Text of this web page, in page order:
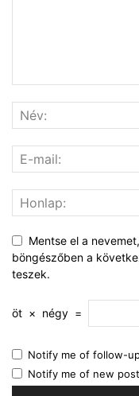
Mentse el a
böngészőben a
teszek.
öt × négy =
Notify me of follow-
Notify me of new